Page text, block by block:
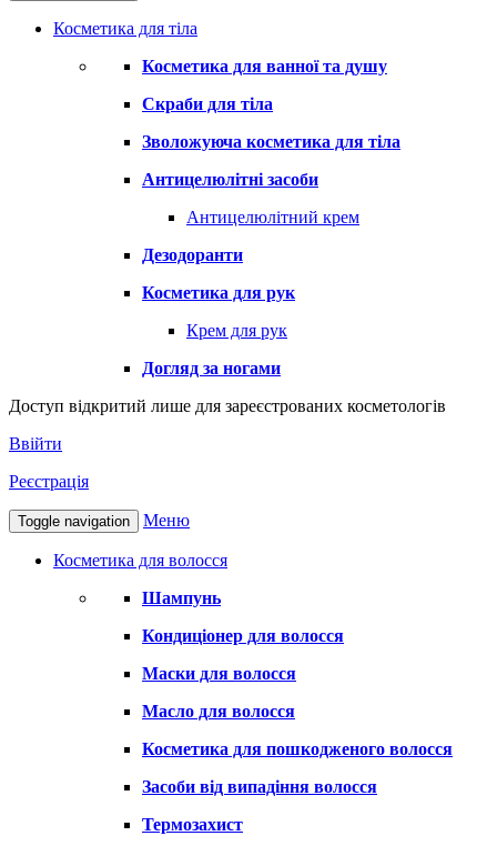
Косметика для тіла
Косметика для ванної та душу
Скраби для тіла
Зволожуюча косметика для тіла
Антицелюлітні засоби
Антицелюлітний крем
Дезодоранти
Косметика для рук
Крем для рук
Догляд за ногами
Доступ відкритий лише для зареєстрованих косметологів
Ввійти
Реєстрація
Toggle navigation Меню
Косметика для волосся
Шампунь
Кондиціонер для волосся
Маски для волосся
Масло для волосся
Косметика для пошкодженого волосся
Засоби від випадіння волосся
Термозахист